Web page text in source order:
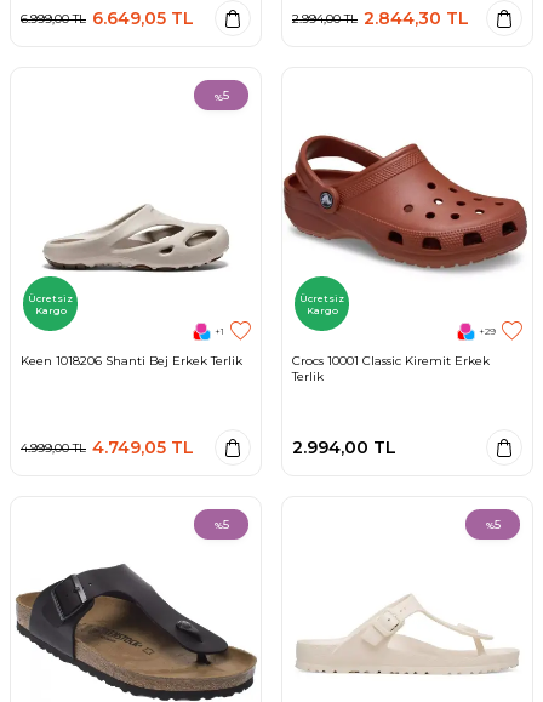
6.999,00TL 6.649,05 TL 2.994,00TL 2.844,30 TL
%5
Ücretsiz
Kargo
+1
Keen 1018206 Shanti Bej Erkek Terlik
4.999,00TL 4.749,05 TL
Ücretsiz
Kargo
+29
Crocs 10001 Classic Kiremit Erkek
Terlik
2.994,00 TL
%5 %5